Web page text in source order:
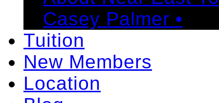
Casey Palmer •
Tuition
New Members
Location